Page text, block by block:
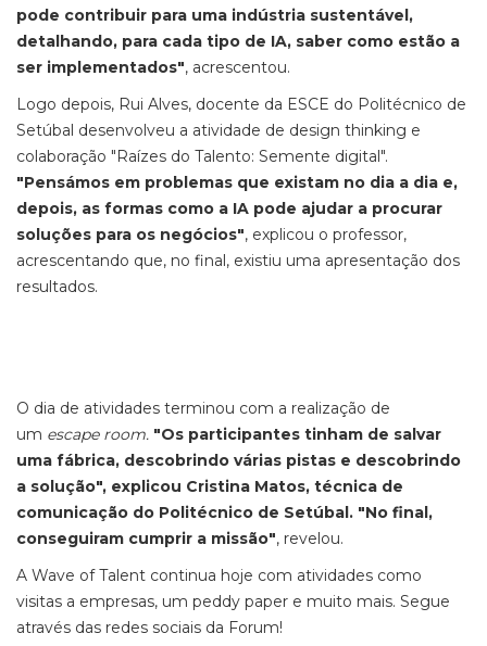
pode contribuir para uma indústria sustentável,
detalhando, para cada tipo de IA, saber como estão a
ser implementados", acrescentou.
Logo depois, Rui Alves, docente da ESCE do Politécnico de
Setúbal desenvolveu a atividade de design thinking e
colaboração "Raízes do Talento: Semente digital".
"Pensámos em problemas que existam no dia a dia e,
depois, as formas como a IA pode ajudar a procurar
soluções para os negócios", explicou o professor,
acrescentando que, no final, existiu uma apresentação dos
resultados.
O dia de atividades terminou com a realização de
um escape room. "Os participantes tinham de salvar
uma fábrica, descobrindo várias pistas e descobrindo
a solução", explicou Cristina Matos, técnica de
comunicação do Politécnico de Setúbal. "No final,
conseguiram cumprir a missão", revelou.
A Wave of Talent continua hoje com atividades como
visitas a empresas, um peddy paper e muito mais. Segue
através das redes sociais da Forum!